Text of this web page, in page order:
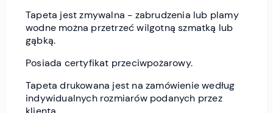
Tapeta jest zmywalna - zabrudzenia lub plamy
wodne można przetrzeć wilgotną szmatką lub
gąbką.
Posiada certyfikat przeciwpożarowy.
Tapeta drukowana jest na zamówienie według
indywidualnych rozmiarów podanych przez